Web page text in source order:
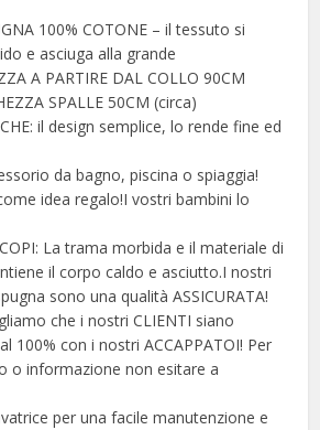
100% COTONE – il tessuto si
e asciuga alla grande
A PARTIRE DAL COLLO 90CM
SPALLE 50CM (circa)
il design semplice, lo rende fine ed
da bagno, piscina o spiaggia!
idea regalo!I vostri bambini lo
La trama morbida e il materiale di
il corpo caldo e asciutto.I nostri
sono una qualità ASSICURATA!
che i nostri CLIENTI siano
100% con i nostri ACCAPPATOI! Per
o informazione non esitare a
per una facile manutenzione e